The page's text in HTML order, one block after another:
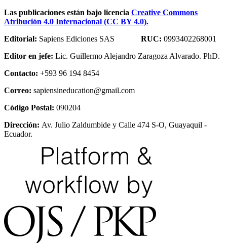
Las publicaciones están bajo licencia Creative Commons
Atribución 4.0 Internacional (CC BY 4.0).
Editorial: Sapiens Ediciones SAS RUC: 0993402268001
Editor en jefe: Lic. Guillermo Alejandro Zaragoza Alvarado. PhD.
Contacto: +593 96 194 8454
Correo: sapiensineducation@gmail.com
Código Postal: 090204
Dirección: Av. Julio Zaldumbide y Calle 474 S-O, Guayaquil -
Ecuador.